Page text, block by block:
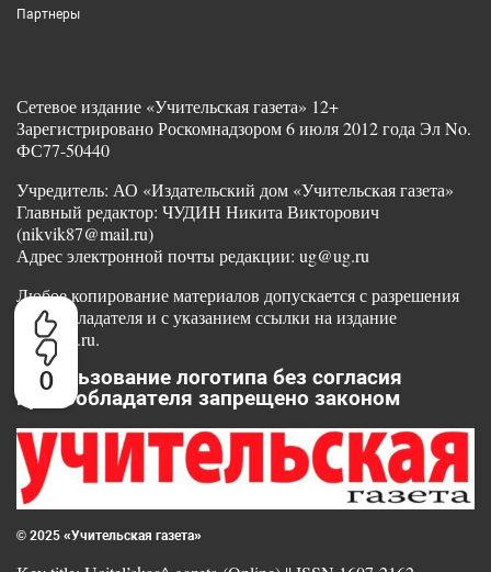
0
Партнеры
Сетевое издание «Учительская газета» 12+
Зарегистрировано Роскомнадзором 6 июля 2012 года Эл No.
ФС77-50440
Учредитель: АО «Издательский дом «Учительская газета»
Главный редактор: ЧУДИН Никита Викторович
(nikvik87@mail.ru)
Адрес электронной почты редакции: ug@ug.ru
Любое копирование материалов допускается с разрешения
правообладателя и с указанием ссылки на издание
www.ug.ru.
Использование логотипа без согласия
правообладателя запрещено законом
© 2025 «Учительская газета»